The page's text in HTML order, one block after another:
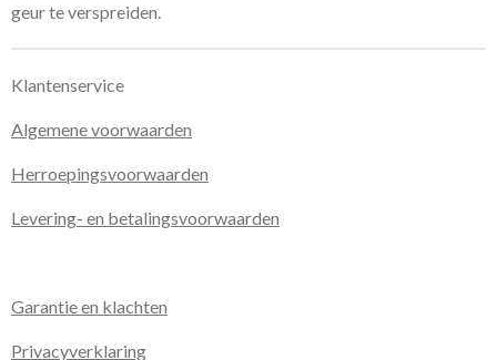
geur te verspreiden.
Klantenservice
Algemene voorwaarden
Herroepingsvoorwaarden
Levering- en betalingsvoorwaarden
Garantie en klachten
Privacyverklaring